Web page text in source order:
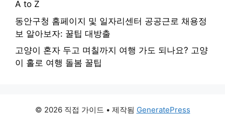
A to Z
동안구청 홈페이지 및 일자리센터 공공근로 채용정
보 알아보자: 꿀팁 대방출
고양이 혼자 두고 며칠까지 여행 가도 되나요? 고양
이 홀로 여행 돌봄 꿀팁
© 2026 직접 가이드 • 제작됨 GeneratePress